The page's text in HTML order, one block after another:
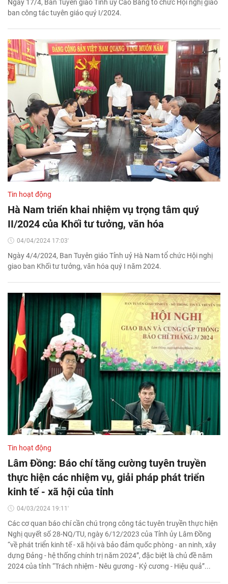
Ngày 17/4, Ban Tuyên giáo Tỉnh ủy Cao Bằng tổ chức Hội nghị giao
ban công tác tuyên giáo quý I/2024.
Tin hoạt động
Hà Nam triển khai nhiệm vụ trọng tâm quý
II/2024 của Khối tư tưởng, văn hóa
04/04/2024 17:03'
Ngày 4/4/2024, Ban Tuyên giáo Tỉnh uỷ Hà Nam tổ chức Hội nghị
giao ban Khối tư tưởng, văn hóa quý I năm 2024.
Tin hoạt động
Lâm Đồng: Báo chí tăng cường tuyên truyền
thực hiện các nhiệm vụ, giải pháp phát triển
kinh tế - xã hội của tỉnh
04/03/2024 19:11'
Các cơ quan báo chí cần chú trọng công tác tuyên truyền thực hiện
Nghị quyết số 28-NQ/TU, ngày 6/12/2023 của Tỉnh ủy Lâm Đồng
“về phát triển kinh tế - xã hội và bảo đảm quốc phòng - an ninh, xây
dựng Đảng - hệ thống chính trị năm 2024”, đặc biệt là chủ đề năm
2024 của tỉnh “Trách nhiệm - Nêu gương - Kỷ cương - Hiệu quả”...